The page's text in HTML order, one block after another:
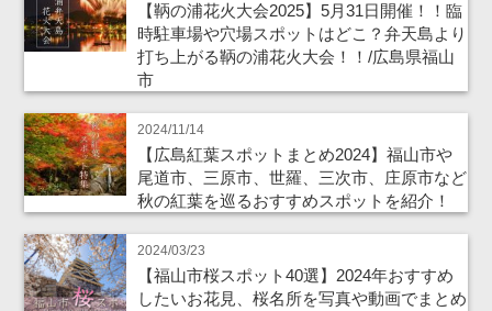
【鞆の浦花火大会2025】5月31日開催！！臨
時駐車場や穴場スポットはどこ？弁天島より
打ち上がる鞆の浦花火大会！！/広島県福山
市
2024/11/14
【広島紅葉スポットまとめ2024】福山市や
尾道市、三原市、世羅、三次市、庄原市など
秋の紅葉を巡るおすすめスポットを紹介！
2024/03/23
【福山市桜スポット40選】2024年おすすめ
したいお花見、桜名所を写真や動画でまとめ